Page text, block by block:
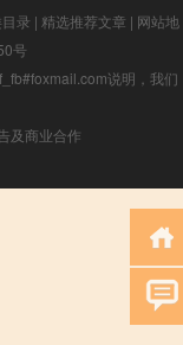
录 | 精选推荐文章 | 网站地
号
说明，我们
及商业合作